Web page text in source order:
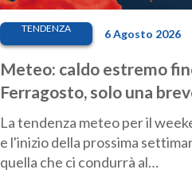
TENDENZA 6 Agosto 2026
Meteo: caldo estremo
Ferragosto, solo una
pausa. Ecco dove
La tendenza meteo per il
e l'inizio della prossima
quella che ci condurrà al